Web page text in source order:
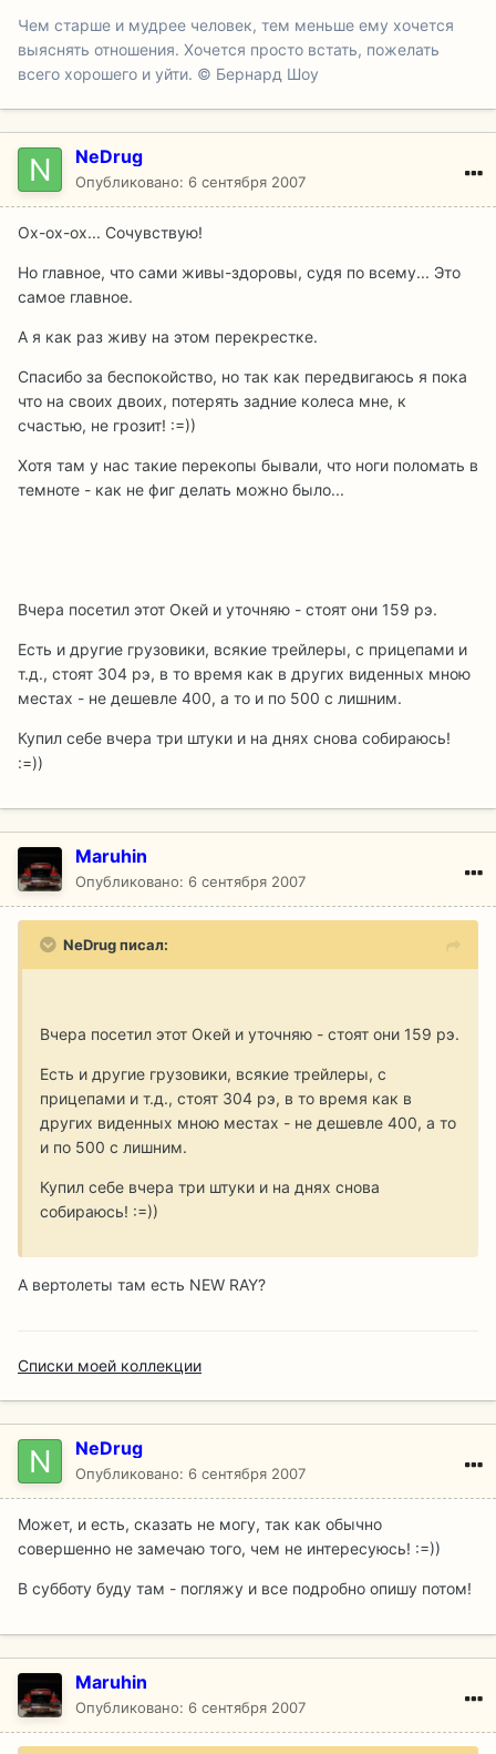
Чем старше и мудрее человек, тем меньше ему хочется
выяснять отношения. Хочется просто встать, пожелать
всего хорошего и уйти. © Бернард Шоу
NeDrug
Опубликовано: 6 сентября 2007
Ох-ох-ох... Сочувствую!
Но главное, что сами живы-здоровы, судя по всему... Это
самое главное.
А я как раз живу на этом перекрестке.
Спасибо за беспокойство, но так как передвигаюсь я пока
что на своих двоих, потерять задние колеса мне, к
счастью, не грозит! :=))
Хотя там у нас такие перекопы бывали, что ноги поломать в
темноте - как не фиг делать можно было...
Вчера посетил этот Окей и уточняю - стоят они 159 рэ.
Есть и другие грузовики, всякие трейлеры, с прицепами и
т.д., стоят 304 рэ, в то время как в других виденных мною
местах - не дешевле 400, а то и по 500 с лишним.
Купил себе вчера три штуки и на днях снова собираюсь!
:=))
Maruhin
Опубликовано: 6 сентября 2007
NeDrug писал:
Вчера посетил этот Окей и уточняю - стоят они 159 рэ.
Есть и другие грузовики, всякие трейлеры, с
прицепами и т.д., стоят 304 рэ, в то время как в
других виденных мною местах - не дешевле 400, а то
и по 500 с лишним.
Купил себе вчера три штуки и на днях снова
собираюсь! :=))
А вертолеты там есть NEW RAY?
Списки моей коллекции
NeDrug
Опубликовано: 6 сентября 2007
Может, и есть, сказать не могу, так как обычно
совершенно не замечаю того, чем не интересуюсь! :=))
В субботу буду там - погляжу и все подробно опишу потом!
Maruhin
Опубликовано: 6 сентября 2007